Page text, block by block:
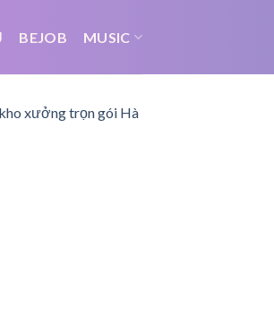
BEJOB MUSIC
xưởng trọn gói Hà